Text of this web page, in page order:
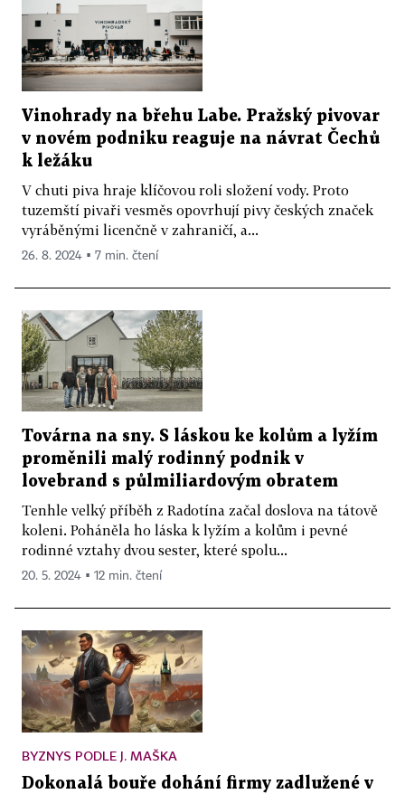
Vinohrady na břehu Labe. Pražský pivovar
v novém podniku reaguje na návrat Čechů
k ležáku
V chuti piva hraje klíčovou roli složení vody. Proto
tuzemští pivaři vesměs opovrhují pivy českých značek
vyráběnými licenčně v zahraničí, a...
26. 8. 2024 ▪ 7 min. čtení
Továrna na sny. S láskou ke kolům a lyžím
proměnili malý rodinný podnik v
lovebrand s půlmiliardovým obratem
Tenhle velký příběh z Radotína začal doslova na tátově
koleni. Poháněla ho láska k lyžím a kolům i pevné
rodinné vztahy dvou sester, které spolu...
20. 5. 2024 ▪ 12 min. čtení
BYZNYS PODLE J. MAŠKA
Dokonalá bouře dohání firmy zadlužené v